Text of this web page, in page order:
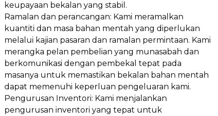
keupayaan bekalan yang stabil.
Ramalan dan perancangan: Kami meramalkan
kuantiti dan masa bahan mentah yang diperlukan
melalui kajian pasaran dan ramalan permintaan. Kami
merangka pelan pembelian yang munasabah dan
berkomunikasi dengan pembekal tepat pada
masanya untuk memastikan bekalan bahan mentah
dapat memenuhi keperluan pengeluaran kami.
Pengurusan Inventori: Kami menjalankan
pengurusan inventori yang tepat untuk